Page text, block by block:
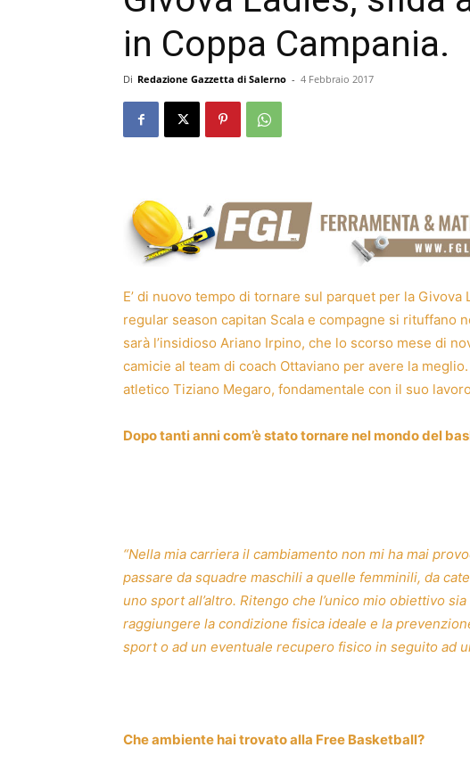
in Coppa Campania.
Di Redazione Gazzetta di Salerno - 4 Febbraio 2017
E’ di nuovo tempo di tornare sul parquet per la Givova
regular season capitan Scala e compagne si rituffano
sarà l’insidioso Ariano Irpino, che lo scorso mese di
camicie al team di coach Ottaviano per avere la
atletico Tiziano Megaro, fondamentale con il suo
Dopo tanti anni com’è stato tornare nel mondo del
“Nella mia carriera il cambiamento non mi ha mai
passare da squadre maschili a quelle femminili, da
uno sport all’altro. Ritengo che l’unico mio obiettivo
raggiungere la condizione fisica ideale e la
sport o ad un eventuale recupero fisico in seguito ad
Che ambiente hai trovato alla Free Basketball?